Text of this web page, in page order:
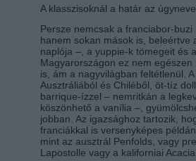
A klasszisoknál a határ az
Persze nemcsak a franciabor-
hanem sokan mások is, beleértve
naplója –, a yuppie-k tömegeit és
Magyarországon ez nem
is, ám a nagyvilágban feltétlenül.
Ausztráliából és Chiléből, öt-tíz
barrique-ízzel – nemritkán a
köszönhető a vanília –,
jobban. Az igazsághoz tartozik,
franciákkal is versenyképes
mint az ausztrál Penfolds, vagy
Lapostolle vagy a kaliforniai Acacia.